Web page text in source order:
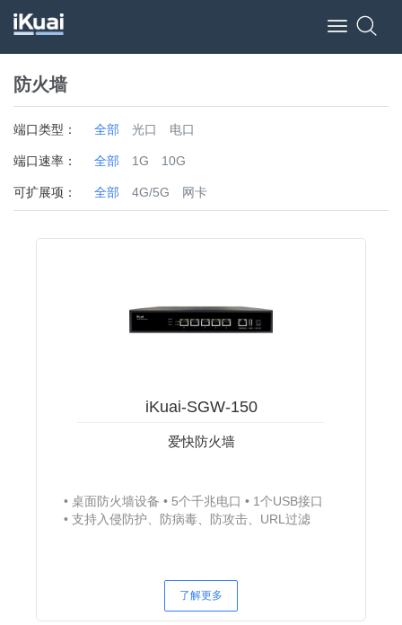
Toggle
防火墙
端口类型： 全部 光口 电口
端口速率： 全部 1G 10G
可扩展项： 全部 4G/5G 网卡
iKuai-SGW-150
爱快防火墙
桌面防火墙设备 5个千兆电口
1个USB接口
支持入侵防护、防病毒、防攻击、URL过滤
了解更多